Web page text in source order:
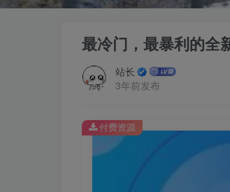
最冷门，最暴利的全
站长
3年前发布
付费资源